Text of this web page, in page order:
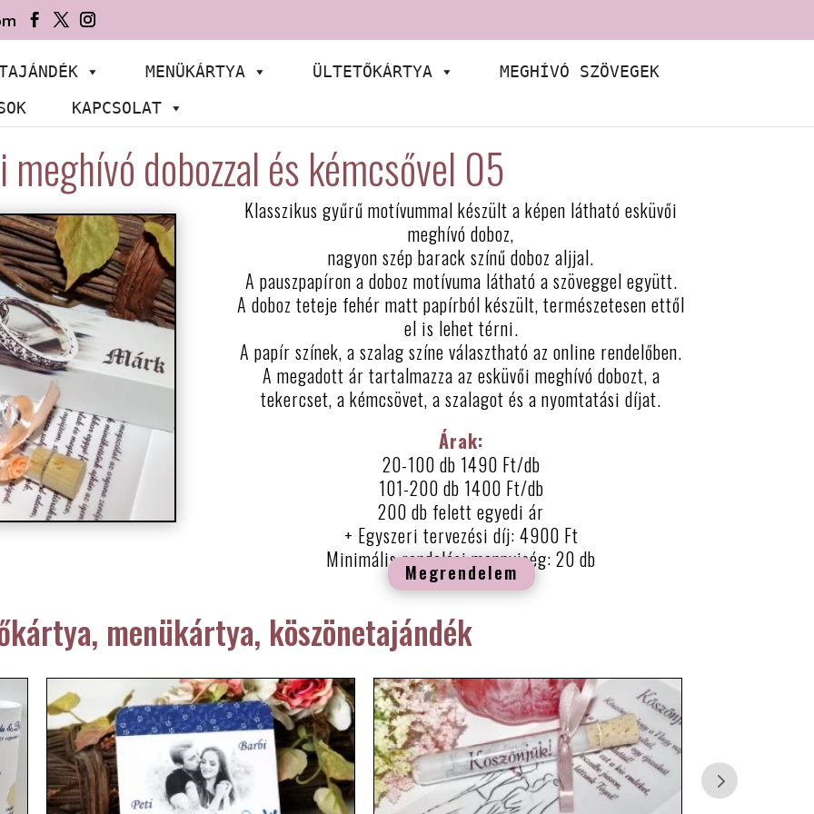
MENÜKÁRTYA ÜLTETŐKÁRTYA
MEGHÍVÓ SZÖVEGEK
KAPCSOLAT
meghívó dobozzal és kémcsővel 05
Klasszikus gyűrű motívummal készült a képen látható esküvői
meghívó doboz,
nagyon szép barack színű doboz aljjal.
A pauszpapíron a doboz motívuma látható a szöveggel együtt.
A doboz teteje fehér matt papírból készült, természetesen ettől
el is lehet térni.
A papír színek, a szalag színe választható az online rendelőben.
A megadott ár tartalmazza az esküvői meghívó dobozt, a
tekercset, a kémcsövet, a szalagot és a nyomtatási díjat.
Árak:
20-100 db 1490 Ft/db
101-200 db 1400 Ft/db
200 db felett egyedi ár
+ Egyszeri tervezési díj: 4900 Ft
Minimális rendelési mennyiség: 20 db
Megrendelem
menükártya, köszönetajándék